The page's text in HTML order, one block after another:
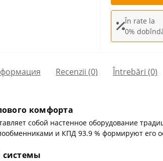
În rate la
0%
Recenzii (0) Întrebări (0)
комфорта
собой настенное оборудование
и КПД 93.9 % формируют его